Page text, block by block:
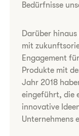
Bedürfnisse
Darüber
mit
Engagement
Produkte mit
Jahr 2018
eingeführt, die
innovative
Unternehmens